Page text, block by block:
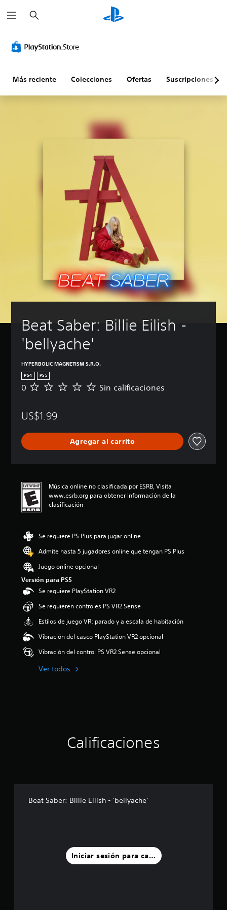
u
s
r
Más reciente Colecciones Ofertas Suscripciones
Beat Saber: Billie Eilish -
'bellyache'
HYPERBOLIC MAGNETISM S.R.O.
PS4 PS5
S
c
i
c
o
s
0 Sin calificaciones
US$1.99
Agregar al carrito
Música online no clasificada por ESRB, Visita
www.esrb.org para obtener información de la
clasificación
Se requiere PS Plus para jugar online
Admite hasta 5 jugadores online que tengan PS Plus
Juego online opcional
Versión para PS5
Se requiere PlayStation VR2
Se requieren controles PS VR2 Sense
Estilos de juego VR: parado y a escala de habitación
Vibración del casco PlayStation VR2 opcional
Vibración del control PS VR2 Sense opcional
Ver todos
Calificaciones
Beat Saber: Billie Eilish - 'bellyache'
Iniciar sesión para calificar